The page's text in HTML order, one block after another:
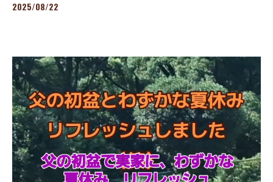
2025/08/22